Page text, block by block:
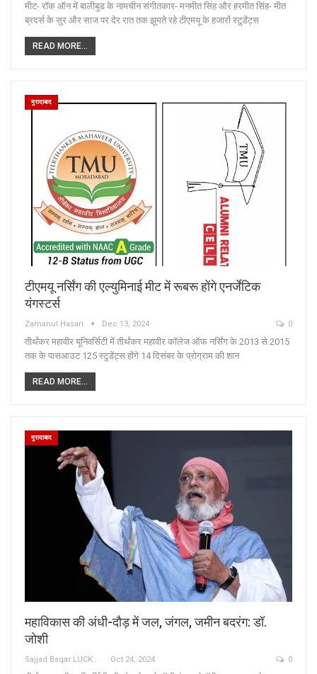
मीट- रॉक ऑन में बालीबुड के नामचीन संगीतकार- मनमीत सिंह और हरमीत सिंह- मीत
ब्रदर्स के सुर और साज पर देर रात तक झूमते रहे टीएमयू के हजारों स्टुडेंट्स
READ MORE...
मुरादाबाद
टीएमयू नर्सिंग की एल्युमिनाई मीट में रूबरू होंगे एनर्जेटिक
यंगस्टर्स
Zamanul Hasan Dec 13, 2024 0
तीर्थंकर महावीर यूनिवर्सिटी में तीर्थंकर महावीर कॉलेज ऑफ नर्सिंग के 2013 से 2015
तक के पासआउट 125 स्टुडेंट्स होंगे 14 दिसंबर के प्रोग्राम की शान
READ MORE...
मुरादाबाद
महाविकास की अंधी-दौड़ में जल, जंगल, जमीन बदरंग: डॉ.
जोशी
Sajjad Baqar LUCKNOW Oct 24, 2024 0